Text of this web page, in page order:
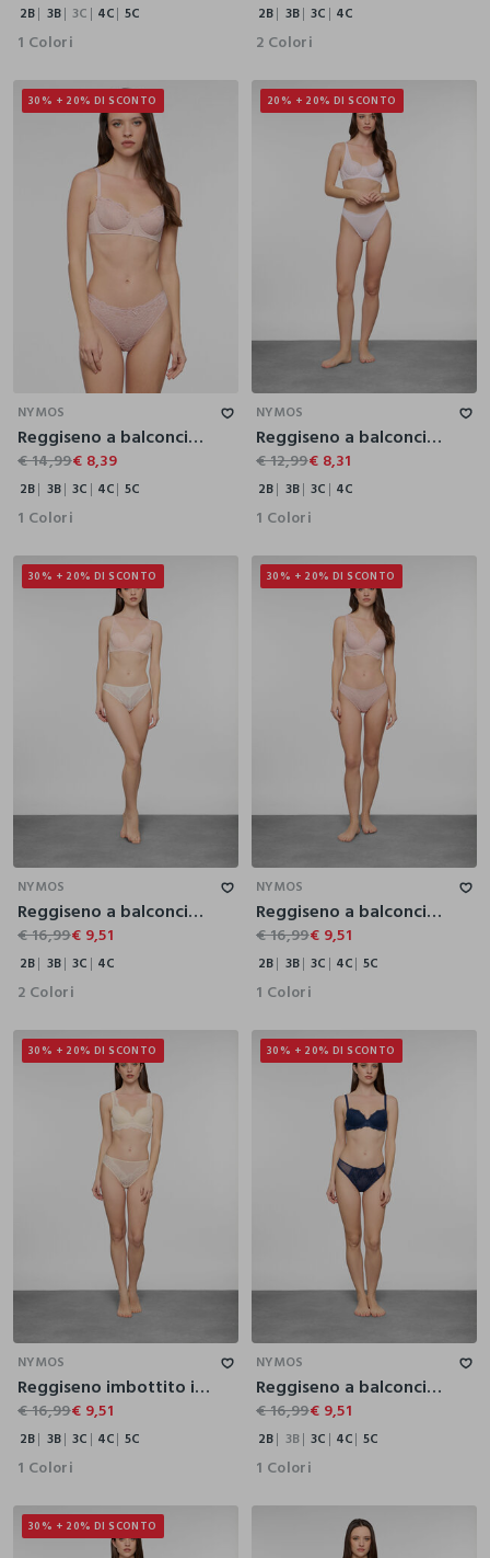
2B 3B 3C 4C 5C
1 Colori
2B 3B 3C 4C
2 Colori
30% + 20% DI SCONTO
3C 4C
5C
NYMOS
Reggiseno a balconcino donna
€ 14,99€ 8,39
2B 3B 3C 4C 5C
1 Colori
20% + 20% DI SCONTO
3C 4C
NYMOS
Reggiseno a balconcino con ricami donna
€ 12,99€ 8,31
2B 3B 3C 4C
1 Colori
30% + 20% DI SCONTO
NYMOS
Reggiseno a balconcino in pizzo donna
€ 16,99€ 9,51
2B 3B 3C 4C
2 Colori
30% + 20% DI SCONTO
NYMOS
Reggiseno a balconcino imbottito donna
€ 16,99€ 9,51
2B 3B 3C 4C 5C
1 Colori
30% + 20% DI SCONTO
5C
NYMOS
Reggiseno imbottito in pizzo donna
€ 16,99€ 9,51
2B 3B 3C 4C 5C
1 Colori
30% + 20% DI SCONTO
5C
NYMOS
Reggiseno a balconcino imbottito donna
€ 16,99€ 9,51
2B 3B 3C 4C 5C
1 Colori
30% + 20% DI SCONTO